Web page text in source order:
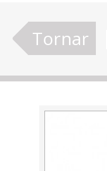
Tornar